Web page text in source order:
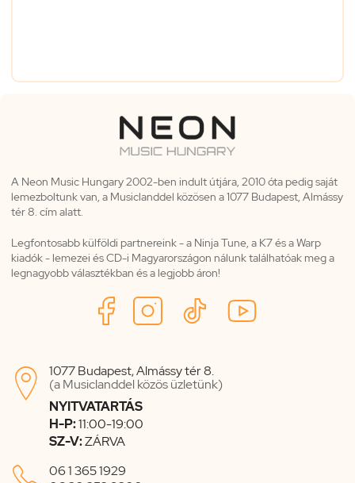
A Neon Music Hungary 2002-ben indult útjára, 2010 óta pedig saját
lemezboltunk van, a Musiclanddel közösen a 1077 Budapest, Almássy
tér 8. cím alatt.
Legfontosabb külföldi partnereink - a Ninja Tune, a K7 és a Warp
kiadók - lemezei és CD-i Magyarországon nálunk találhatóak meg a
legnagyobb választékban és a legjobb áron!

1077 Budapest, Almássy tér 8.
(a Musiclanddel közös üzletünk)
NYITVATARTÁS
H-P:11:00-19:00
SZ-V:ZÁRVA
06 1 365 1929